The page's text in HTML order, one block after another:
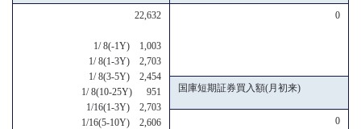
22,632
1/ 8(-1Y) 1,003
1/ 8(1-3Y) 2,703
1/ 8(3-5Y) 2,454
1/ 8(10-25Y) 951
1/16(1-3Y) 2,703
1/16(5-10Y) 2,606
0
国庫短期証券買入額(月初来)
0